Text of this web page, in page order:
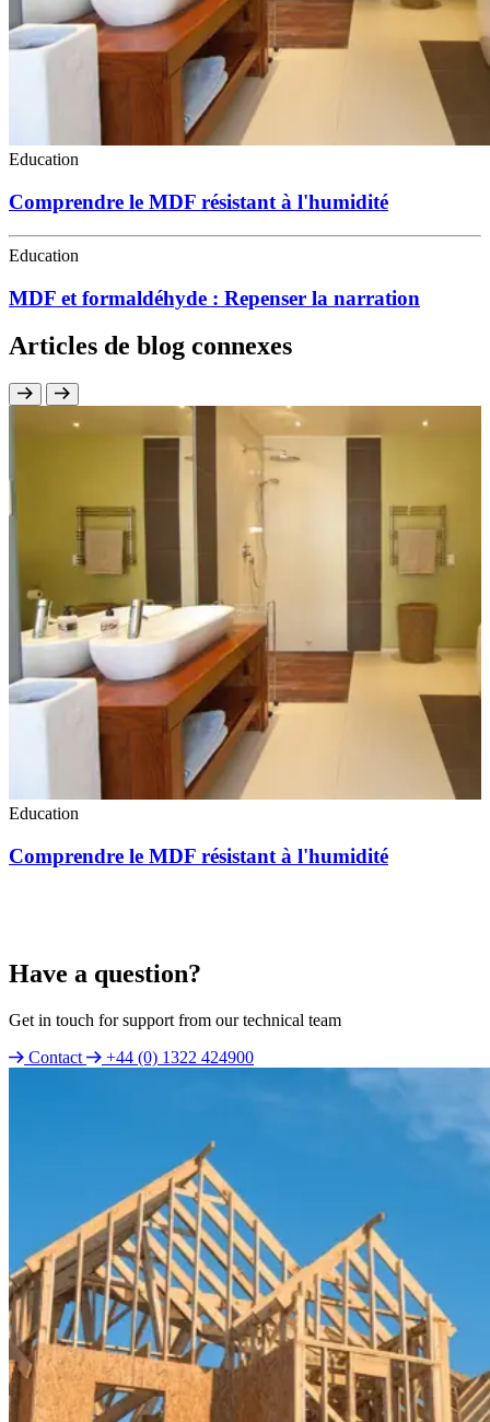
Education
Comprendre le MDF résistant à l'humidité
Education
MDF et formaldéhyde : Repenser la narration
Articles de blog connexes
Education
Comprendre le MDF résistant à l'humidité
Have a question?
Get in touch for support from our technical team
Contact
+44 (0) 1322 424900